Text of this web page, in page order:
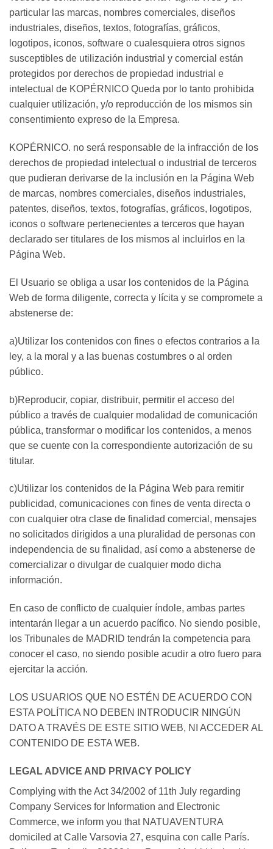
particular las marcas, nombres comerciales, diseños
industriales, diseños, textos, fotografías, gráficos,
logotipos, iconos, software o cualesquiera otros signos
susceptibles de utilización industrial y comercial están
protegidos por derechos de propiedad industrial e
intelectual de KOPÉRNICO Queda por lo tanto prohibida
cualquier utilización, y/o reproducción de los mismos sin
consentimiento expreso de la Empresa.
KOPÉRNICO. no será responsable de la infracción de los
derechos de propiedad intelectual o industrial de terceros
que pudieran derivarse de la inclusión en la Página Web
de marcas, nombres comerciales, diseños industriales,
patentes, diseños, textos, fotografías, gráficos, logotipos,
iconos o software pertenecientes a terceros que hayan
declarado ser titulares de los mismos al incluirlos en la
Página Web.
El Usuario se obliga a usar los contenidos de la Página
Web de forma diligente, correcta y lícita y se compromete a
abstenerse de:
a)Utilizar los contenidos con fines o efectos contrarios a la
ley, a la moral y a las buenas costumbres o al orden
público.
b)Reproducir, copiar, distribuir, permitir el acceso del
público a través de cualquier modalidad de comunicación
pública, transformar o modificar los contenidos, a menos
que se cuente con la correspondiente autorización de su
titular.
c)Utilizar los contenidos de la Página Web para remitir
publicidad, comunicaciones con fines de venta directa o
con cualquier otra clase de finalidad comercial, mensajes
no solicitados dirigidos a una pluralidad de personas con
independencia de su finalidad, así como a abstenerse de
comercializar o divulgar de cualquier modo dicha
información.
En caso de conflicto de cualquier índole, ambas partes
intentarán llegar a un acuerdo pacífico. No siendo posible,
los Tribunales de MADRID tendrán la competencia para
conocer el caso, no siendo posible acudir a otro fuero para
ejercitar la acción.
LOS USUARIOS QUE NO ESTÉN DE ACUERDO CON
ESTA POLÍTICA NO DEBEN INTRODUCIR NINGÚN
DATO A TRAVÉS DE ESTE SITIO WEB, NI ACCEDER AL
CONTENIDO DE ESTA WEB.
LEGAL ADVICE AND PRIVACY POLICY
Complying with the Act 34/2002 of 11th July regarding
Company Services for Information and Electronic
Commerce, we inform you that NATUAVENTURA
domiciled at Calle Varsovia 27, esquina con calle París.